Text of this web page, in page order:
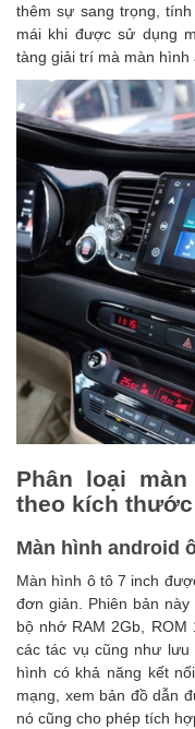
thêm sự sang trọng,
mái khi được sử dụng
tàng giải trí mà màn hình
Phân loại
theo kích thước
Màn hình android
Màn hình ô tô 7 inch
đơn giản. Phiên bản
bộ nhớ RAM 2Gb,
các tác vụ cũng như
hình có khả năng kết
mạng, xem bản đồ dẫn
nó cũng cho phép tích